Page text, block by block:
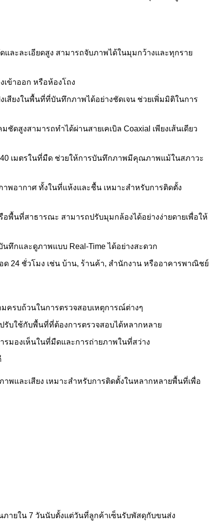
ละละเอียดสูง สามารถจับภาพได้ในมุมกว้างและทุกราย
เข้าออก หรือห้องโถง
สียงในพื้นที่ที่บันทึกภาพได้อย่างชัดเจน ช่วยเพิ่มมิติในการ
สูงสามารถทำได้ผ่านสายเคเบิล Coaxial เพียงเส้นเดียว
40 เมตรในที่มืด ช่วยให้การบันทึกภาพมีคุณภาพแม้ในสภาวะ
พอากาศ ทั้งในที่แห้งและชื้น เหมาะสำหรับการติดตั้ง
พื้นที่สาธารณะ สามารถปรับมุมกล้องได้อย่างง่ายดายเพื่อให้
นทึกและดูภาพแบบ Real-Time ได้อย่างสะดวก
24 ชั่วโมง เช่น บ้าน, ร้านค้า, สำนักงาน หรืออาคารพาณิชย์
ครบถ้วนในการตรวจสอบเหตุการณ์ต่างๆ
รับใช้กับพื้นที่ที่ต้องการตรวจสอบได้หลากหลาย
มองเห็นในที่มืดและการถ่ายภาพในที่สว่าง
พและเสียง เหมาะสำหรับการติดตั้งในหลากหลายพื้นที่เพื่อ
ายใน 7 วันนับตั้งแต่วันที่ลูกค้าเซ็นรับพัสดุกับขนส่ง